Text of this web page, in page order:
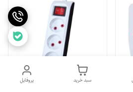
پروفایل سبد خرید